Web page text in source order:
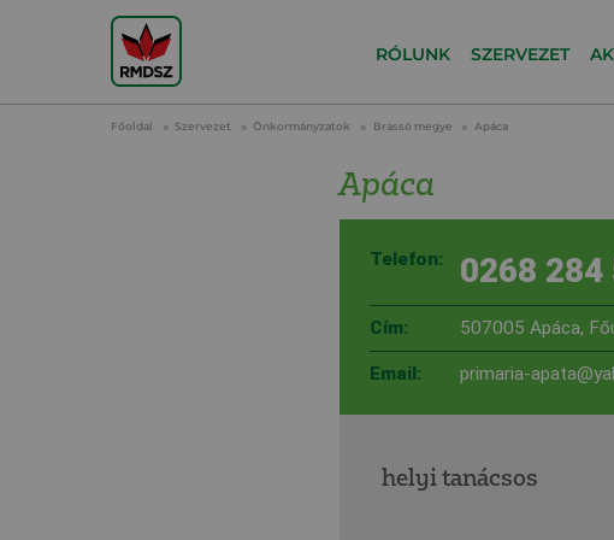
RÓLUNK SZERVEZET
Főoldal Szervezet Önkormányzatok Brassó megye Apáca
Apáca
Telefon: 0268 284
Cím: 507005 Apáca,
Email: primaria-
helyi tanácsos